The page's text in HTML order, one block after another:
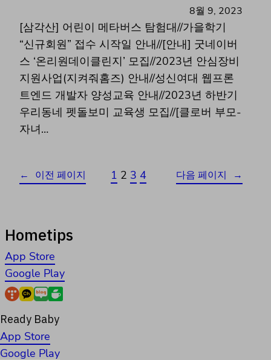
8월 9, 2023
[삼각산] 어린이 메타버스 탐험대//가을학기
“신규회원” 접수 시작일 안내//[안내] 굿네이버
스 ‘온리원데이클린지’ 모집//2023년 안심장비
지원사업(지켜줘홈즈) 안내//성신여대 웹프론
트엔드 개발자 양성교육 안내//2023년 하반기
우리동네 펫돌보미 교육생 모집//[클로버 부모-
자녀…
← 이전 페이지 1 2 3 4 다음 페이지 →
Hometips
App Store
Google Play
Ready Baby
App Store
Google Play